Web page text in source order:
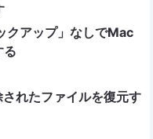
アップ」なしでMac
る
れたファイルを復元す